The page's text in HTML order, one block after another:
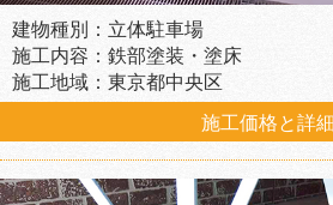
建物種別：立体駐車場
施工内容：鉄部塗装・塗床
施工地域：東京都中央区
施工価格と詳細